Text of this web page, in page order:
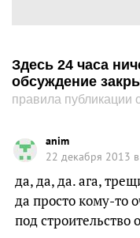
Здесь 24 часа
обсуждение
правила публикации
anim
22 декабря 2013
да, да, да. ага,
да просто кому-то
под строительство